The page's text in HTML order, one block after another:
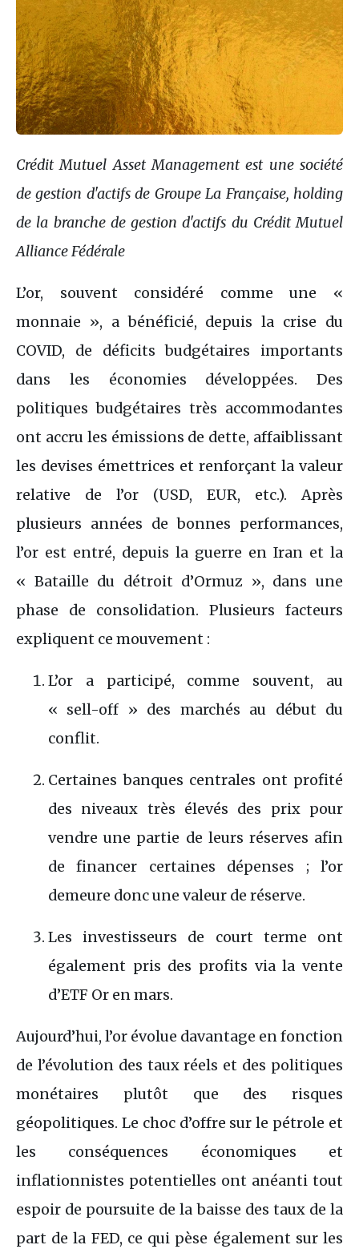
Crédit Mutuel Asset Management est une société
de gestion d'actifs de Groupe La Française, holding
de la branche de gestion d'actifs du Crédit Mutuel
Alliance Fédérale
L’or, souvent considéré comme une «
monnaie », a bénéficié, depuis la crise du
COVID, de déficits budgétaires importants
dans les économies développées. Des
politiques budgétaires très accommodantes
ont accru les émissions de dette, affaiblissant
les devises émettrices et renforçant la valeur
relative de l’or (USD, EUR, etc.). Après
plusieurs années de bonnes performances,
l’or est entré, depuis la guerre en Iran et la
« Bataille du détroit d’Ormuz », dans une
phase de consolidation. Plusieurs facteurs
expliquent ce mouvement :
L’or a participé, comme souvent, au
« sell-off » des marchés au début du
conflit.
Certaines banques centrales ont profité
des niveaux très élevés des prix pour
vendre une partie de leurs réserves afin
de financer certaines dépenses ; l’or
demeure donc une valeur de réserve.
Les investisseurs de court terme ont
également pris des profits via la vente
d’ETF Or en mars.
Aujourd’hui, l’or évolue davantage en fonction
de l’évolution des taux réels et des politiques
monétaires plutôt que des risques
géopolitiques. Le choc d’offre sur le pétrole et
les conséquences économiques et
inflationnistes potentielles ont anéanti tout
espoir de poursuite de la baisse des taux de la
part de la FED, ce qui pèse également sur les